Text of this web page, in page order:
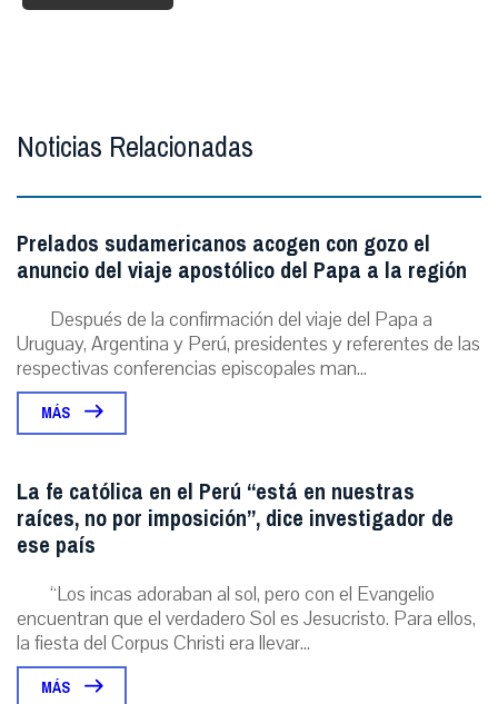
Noticias Relacionadas
Prelados sudamericanos acogen con gozo el
anuncio del viaje apostólico del Papa a la región
Después de la confirmación del viaje del Papa a
Uruguay, Argentina y Perú, presidentes y referentes de las
respectivas conferencias episcopales man...
MÁS
La fe católica en el Perú “está en nuestras
raíces, no por imposición”, dice investigador de
ese país
“Los incas adoraban al sol, pero con el Evangelio
encuentran que el verdadero Sol es Jesucristo. Para ellos,
la fiesta del Corpus Christi era llevar...
MÁS